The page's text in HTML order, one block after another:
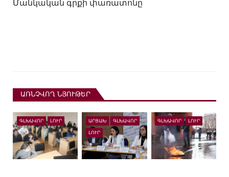
Մանկական գրքի փառատոնը
ԱՌՆՉՎՈՂ ՆՅՈՒԹԵՐ
ԳԼԽԱՎՈՐ ԼՈՒՐ ԱՐՑԱԽ ԳԼԽԱՎՈՐ
ԼՈՒՐ
ԳԼԽԱՎՈՐ ԼՈՒՐ